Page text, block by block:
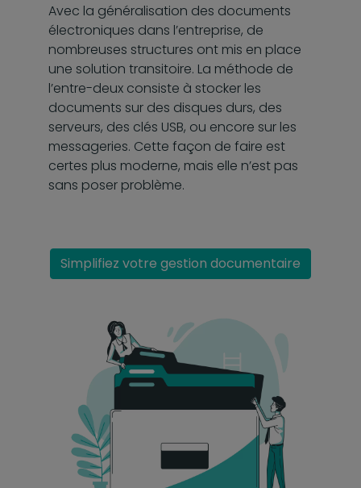
Avec la généralisation des documents
électroniques dans l’entreprise, de
nombreuses structures ont mis en place
une solution transitoire. La méthode de
l’entre-deux consiste à stocker les
documents sur des disques durs, des
serveurs, des clés USB, ou encore sur les
messageries. Cette façon de faire est
certes plus moderne, mais elle n’est pas
sans poser problème.
Simplifiez votre gestion documentaire